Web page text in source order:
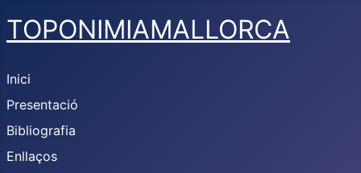
TOPONIMIAMALLORCA
Inici
Presentació
Bibliografia
Enllaços